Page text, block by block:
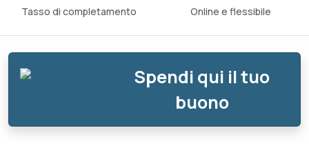
Tasso di completamento Online e flessibile
Spendi qui il tuo
buono